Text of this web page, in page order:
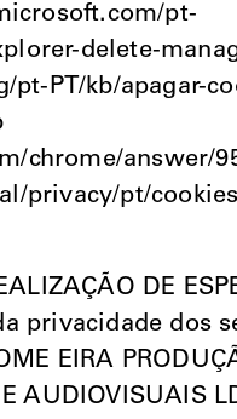
pt-
delete-
PT/kb/apagar-
chrome/answer/
privacy/pt/
DE
privacidade dos
EIRA
AUDIOVISUAIS